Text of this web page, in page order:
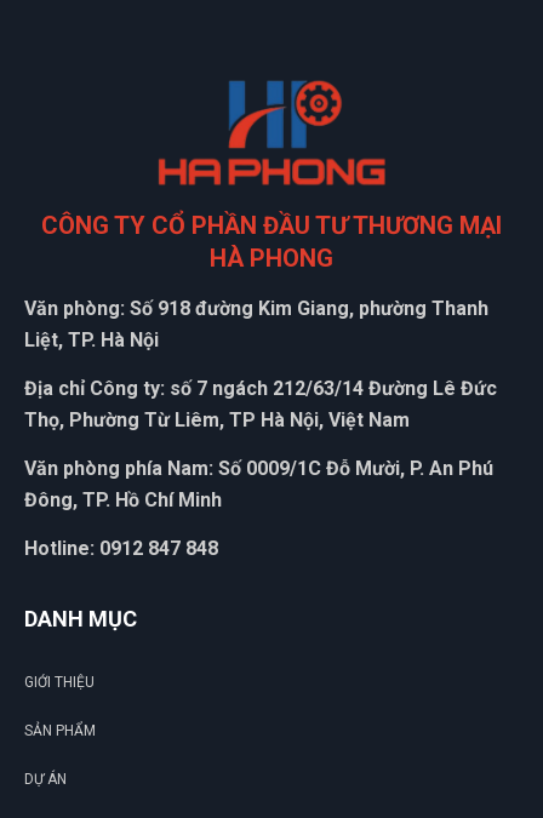
CÔNG TY CỔ PHẦN ĐẦU TƯ THƯƠNG MẠI
HÀ PHONG
Văn phòng: Số 918 đường Kim Giang, phường Thanh
Liệt, TP. Hà Nội
Địa chỉ Công ty: số 7 ngách 212/63/14 Đường Lê Đức
Thọ, Phường Từ Liêm, TP Hà Nội, Việt Nam
Văn phòng phía Nam: Số 0009/1C Đỗ Mười, P. An Phú
Đông, TP. Hồ Chí Minh
Hotline: 0912 847 848
DANH MỤC
GIỚI THIỆU
SẢN PHẨM
DỰ ÁN